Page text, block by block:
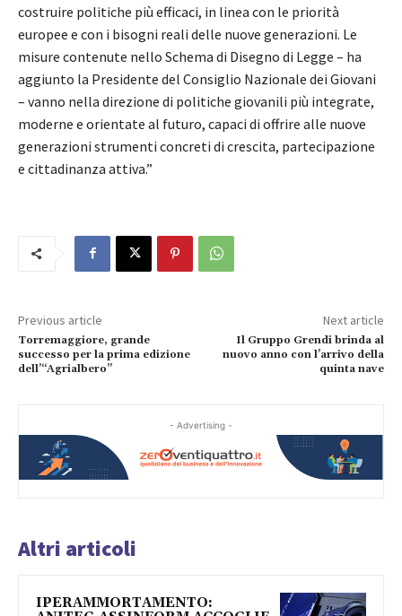
costruire politiche più efficaci, in linea con le priorità
europee e con i bisogni reali delle nuove generazioni. Le
misure contenute nello Schema di Disegno di Legge – ha
aggiunto la Presidente del Consiglio Nazionale dei Giovani
– vanno nella direzione di politiche giovanili più integrate,
moderne e orientate al futuro, capaci di offrire alle nuove
generazioni strumenti concreti di crescita, partecipazione
e cittadinanza attiva.”
Previous article
Torremaggiore, grande
successo per la prima edizione
dell’“Agrialbero”
Next article
Il Gruppo Grendi brinda al
nuovo anno con l’arrivo della
quinta nave
- Advertising -
Altri articoli
IPERAMMORTAMENTO: